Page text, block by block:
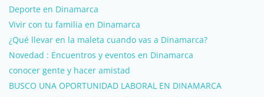
Deporte en Dinamarca
Vivir con tu familia en Dinamarca
¿Qué llevar en la maleta cuando vas a Dinamarca?
Novedad : Encuentros y eventos en Dinamarca
conocer gente y hacer amistad
BUSCO UNA OPORTUNIDAD LABORAL EN DINAMARCA